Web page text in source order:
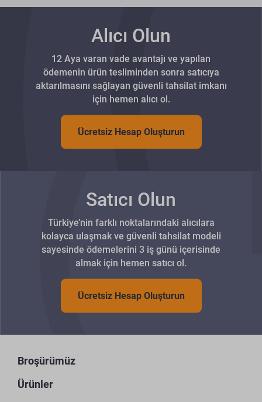
Alıcı Olun
12 Aya varan vade avantajı ve yapılan
ödemenin ürün tesliminden sonra satıcıya
aktarılmasını sağlayan güvenli tahsilat imkanı
için hemen alıcı ol.
Ücretsiz Hesap Oluşturun
Satıcı Olun
Türkiye’nin farklı noktalarındaki alıcılara
kolayca ulaşmak ve güvenli tahsilat modeli
sayesinde ödemelerini 3 iş günü içerisinde
almak için hemen satıcı ol.
Ücretsiz Hesap Oluşturun
Broşürümüz
Ürünler